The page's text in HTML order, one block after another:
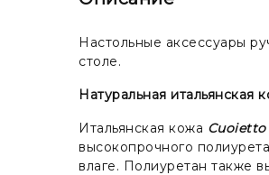
Настольные аксессуары
столе.
Натуральная итальянская
Итальянская кожа Cuoietto
высокопрочного
влаге. Полиуретан также